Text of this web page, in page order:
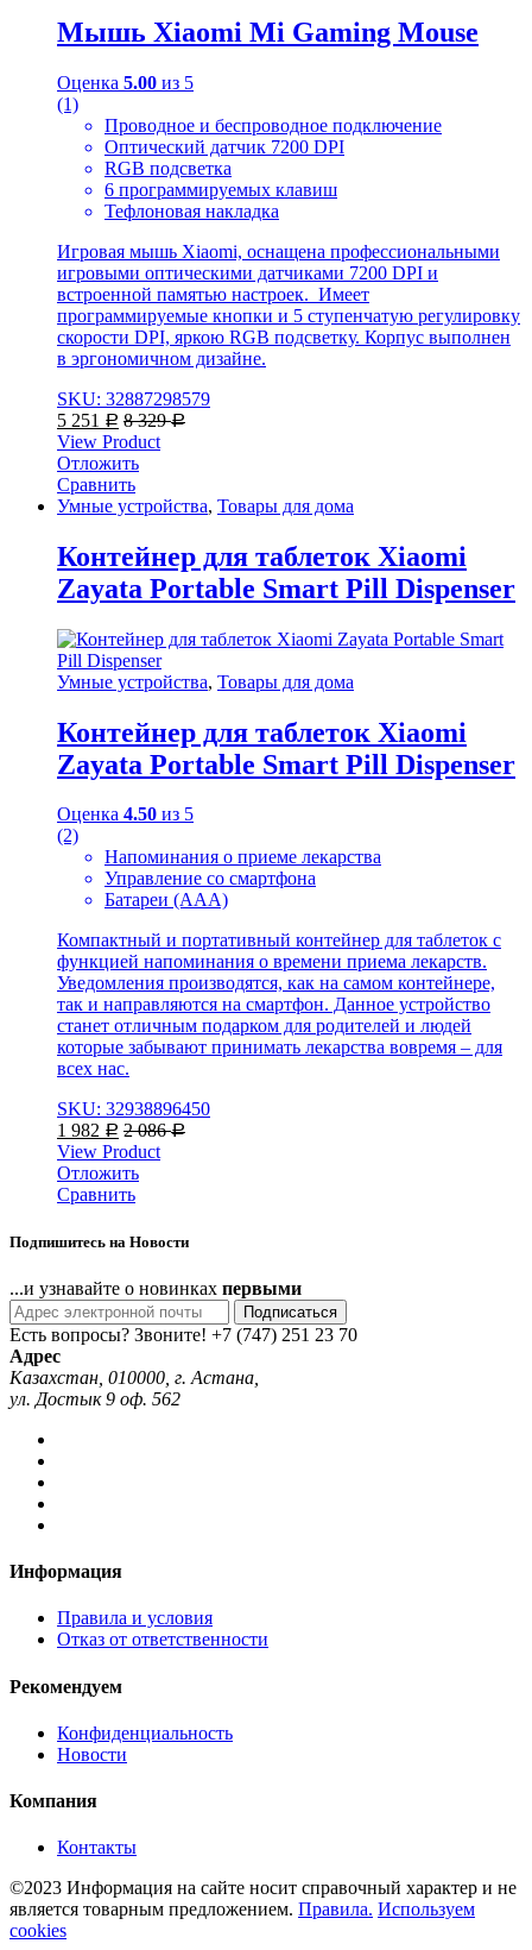
Мышь Xiaomi Mi Gaming Mouse
Оценка 5.00 из 5
(1)
Проводное и беспроводное подключение
Оптический датчик 7200 DPI
RGB подсветка
6 программируемых клавиш
Тефлоновая накладка
Игровая мышь Xiaomi, оснащена профессиональными
игровыми оптическими датчиками 7200 DPI и
встроенной памятью настроек. Имеет
программируемые кнопки и 5 ступенчатую регулировку
скорости DPI, яркою RGB подсветку. Корпус выполнен
в эргономичном дизайне.
SKU: 32887298579
5 251
Р 8 329Р
View Product
Отложить
Сравнить
Умные устройства, Товары для дома
Контейнер для таблеток Xiaomi
Zayata Portable Smart Pill Dispenser
Умные устройства, Товары для дома
Контейнер для таблеток Xiaomi
Zayata Portable Smart Pill Dispenser
Оценка 4.50 из 5
(2)
Напоминания о приеме лекарства
Управление со смартфона
Батареи (ААА)
Компактный и портативный контейнер для таблеток с
функцией напоминания о времени приема лекарств.
Уведомления производятся, как на самом контейнере,
так и направляются на смартфон. Данное устройство
станет отличным подарком для родителей и людей
которые забывают принимать лекарства вовремя – для
всех нас.
SKU: 32938896450
1 982 Р 2 086Р
View Product
Отложить
Сравнить
Подпишитесь на Новости
...и узнавайте о новинках первыми
Подписаться
Есть вопросы? Звоните! +7 (747) 251 23 70
Адрес
Казахстан, 010000, г. Астана,
ул. Достык 9 оф. 562
Информация
Правила и условия
Отказ от ответственности
Рекомендуем
Конфиденциальность
Новости
Компания
Контакты
©2023 Информация на сайте носит справочный характер и не
является товарным предложением. Правила. Используем
cookies